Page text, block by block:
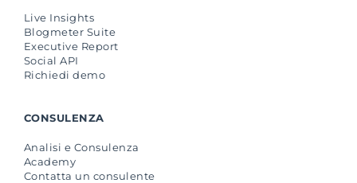
Live Insights
Blogmeter Suite
Executive Report
Social API
Richiedi demo
CONSULENZA
Analisi e Consulenza
Academy
Contatta un consulente